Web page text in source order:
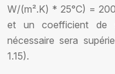
W/(m².K) * 25°C) =
et un coefficient de
nécessaire sera
1.15).